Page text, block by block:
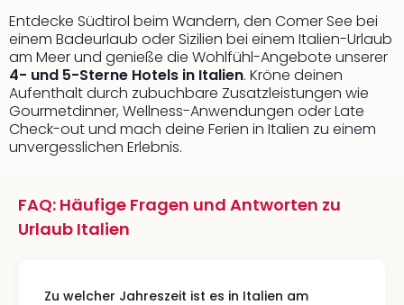
Entdecke Südtirol beim Wandern, den Comer See bei
einem Badeurlaub oder Sizilien bei einem Italien-Urlaub
am Meer und genieße die Wohlfühl-Angebote unserer
4- und 5-Sterne Hotels in Italien. Kröne deinen
Aufenthalt durch zubuchbare Zusatzleistungen wie
Gourmetdinner, Wellness-Anwendungen oder Late
Check-out und mach deine Ferien in Italien zu einem
unvergesslichen Erlebnis.
FAQ: Häufige Fragen und Antworten zu
Urlaub Italien
Zu welcher Jahreszeit ist es in Italien am